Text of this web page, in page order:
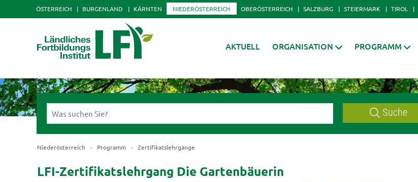
ÖSTERREICH BURGENLAND KÄRNTEN NIEDERÖSTERREICH OBERÖSTERREICH SALZBURG STEIERMARK TIROL
AKTUELL ORGANISATION PROGRAMM
Suche
Niederösterreich Programm Zertifikatslehrgänge
LFI-Zertifikatslehrgang Die Gartenbäuerin